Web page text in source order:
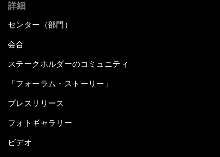
詳細
センター（部門）
会合
ステークホルダーのコミュニティ
「フォーラム・ストーリー」
プレスリリース
フォトギャラリー
ビデオ